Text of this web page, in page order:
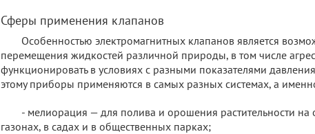
Сферы применения клапанов
Особенностью электромагнитных клапанов является
перемещения жидкостей различной природы, в том числе
функционировать в условиях с разными показателями
этому приборы применяются в самых разных системах, а
- мелиорация — для полива и орошения растительности на
газонах, в садах и в общественных парках;